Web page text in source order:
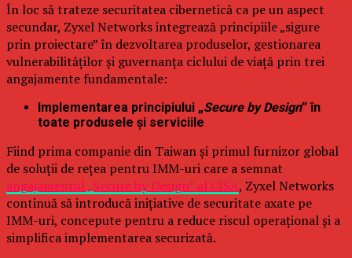
În loc să trateze securitatea cibernetică ca pe un aspect
secundar, Zyxel Networks integrează principiile „sigure
prin proiectare” în dezvoltarea produselor, gestionarea
vulnerabilităților și guvernanța ciclului de viață prin trei
angajamente fundamentale:
Implementarea principiului „Secure by Design” în
toate produsele și serviciile
Fiind prima companie din Taiwan și primul furnizor global
de soluții de rețea pentru IMM-uri care a semnat
angajamentul „Secure by Design” al CISA, Zyxel Networks
continuă să introducă inițiative de securitate axate pe
IMM-uri, concepute pentru a reduce riscul operațional și a
simplifica implementarea securizată.